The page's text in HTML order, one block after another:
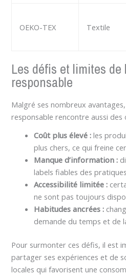
OEKO-TEX Textile
Les défis et limites
responsable
Malgré ses nombreux
responsable rencontre aussi des
Coût plus élevé : les
plus chers, ce qui freine
Manque d’information :
labels fiables des
Accessibilité limitée :
ne sont pas toujours
Habitudes ancrées :
demande du temps et de
Pour surmonter ces défis, il est
partager ses expériences et de
locales qui favorisent une